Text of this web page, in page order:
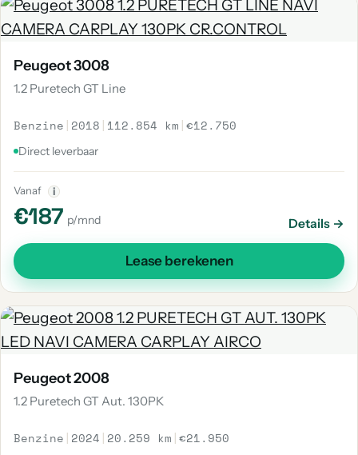
Peugeot 3008
1.2 Puretech GT Line
Benzine | 2018 | 112.854 km |€12.750
Direct leverbaar
Vanaf i
€187 p/mnd Details →
Lease berekenen
Peugeot 2008
1.2 Puretech GT Aut. 130PK
Benzine | 2024 | 20.259 km |€21.950